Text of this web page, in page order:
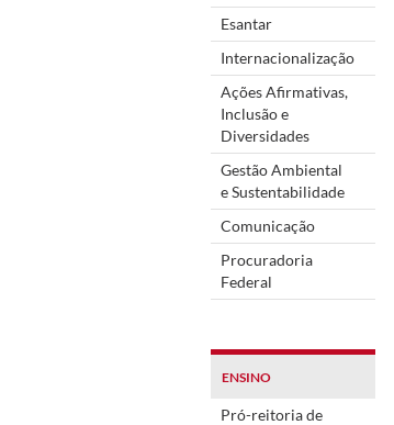
Esantar
Internacionalização
Ações Afirmativas,
Inclusão e
Diversidades
Gestão Ambiental
e Sustentabilidade
Comunicação
Procuradoria
Federal
ENSINO
Pró-reitoria de